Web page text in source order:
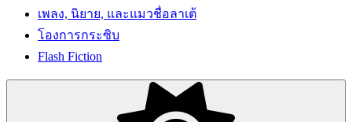
เพลง, นิยาย, และแมวชื่อลาเต้
โองการกระซิบ
Flash Fiction